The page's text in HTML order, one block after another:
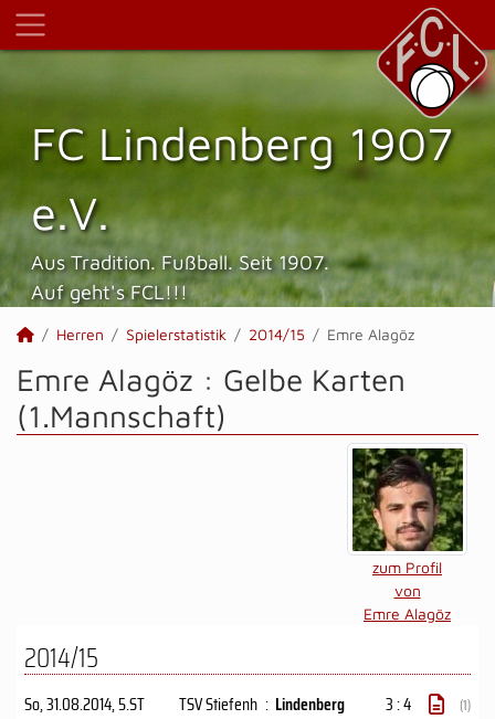
FC Lindenberg 1907
e.V.
Aus Tradition. Fußball. Seit 1907.
Auf geht's FCL!!!
Herren Spielerstatistik 2014/15 Emre Alagöz
Emre Alagöz : Gelbe Karten
(1.Mannschaft)
zum Profil
von
Emre Alagöz
2014/15
So, 31.08.2014, 5.ST TSV Stiefenh : Lindenberg 3 : 4 (1)